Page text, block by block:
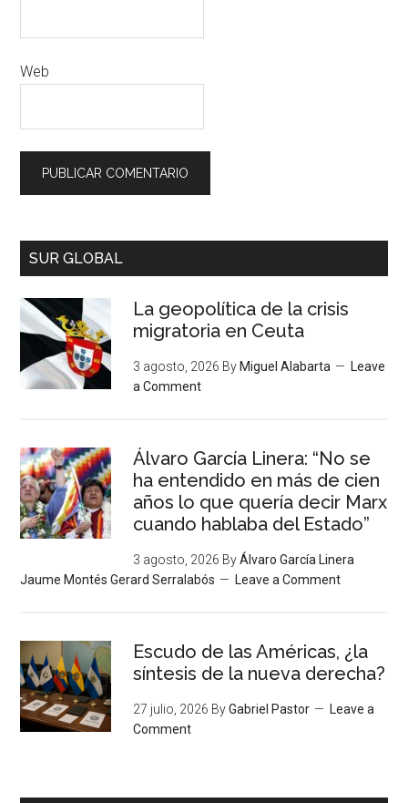
Web
SUR GLOBAL
La geopolítica de la crisis
migratoria en Ceuta
3 agosto, 2026 By Miguel Alabarta
Leave
a Comment
Álvaro García Linera: “No se
ha entendido en más de cien
años lo que quería decir Marx
cuando hablaba del Estado”
3 agosto, 2026 ByÁlvaro García Linera
Jaume Montés Gerard Serralabós
Leave a Comment
Escudo de las Américas, ¿la
síntesis de la nueva derecha?
27 julio, 2026 ByGabriel Pastor
Leave a
Comment